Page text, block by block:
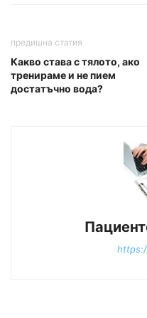
предишна статия
Какво става с тялото, ако
тренираме и не пием
достатъчно вода?